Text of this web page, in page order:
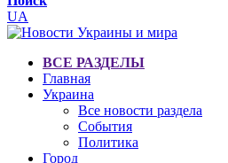
UA
ВСЕ РАЗДЕЛЫ
Главная
Украина
Все новости раздела
События
Политика
Город